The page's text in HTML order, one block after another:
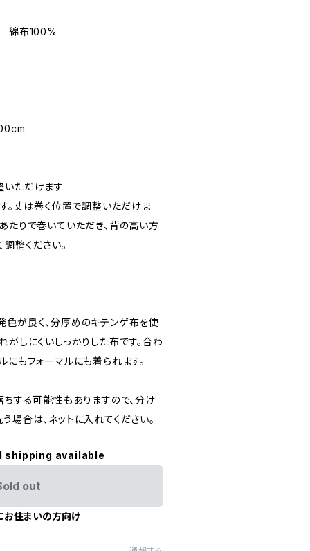
綿布100%
いただけます
丈は巻く位置で調整いただけま
たりで巻いていただき、背の高い方
整ください。
が良く、分厚めのキテンゲ布を使
がしにくいしっかりした布です。合わ
にもフォーマルにも着られます。
する可能性もありますので、分け
場合は、ネットに入れてください。
shipping available
out
お住まいの方向け